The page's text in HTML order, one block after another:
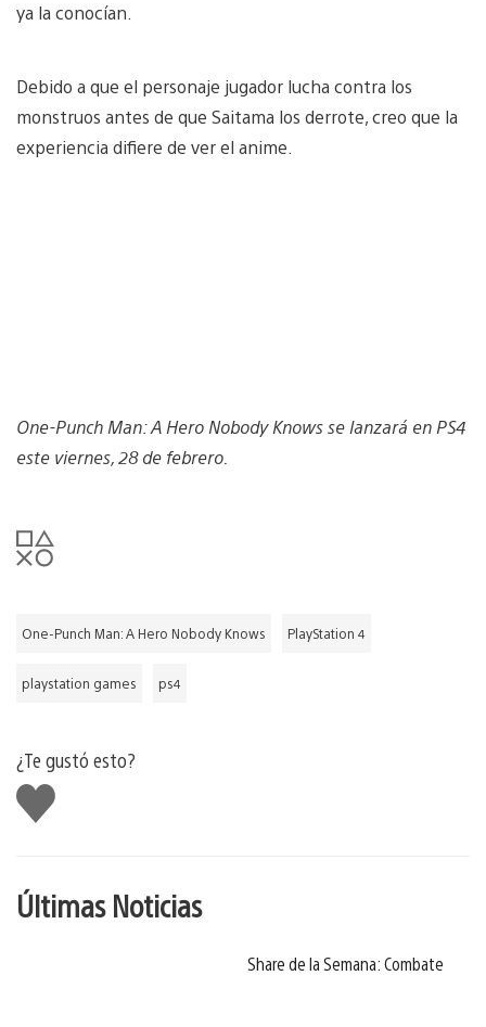
ya la conocían.
Debido a que el personaje jugador lucha contra los
monstruos antes de que Saitama los derrote, creo que la
experiencia difiere de ver el anime.
One-Punch Man: A Hero Nobody Knows se lanzará en PS4
este viernes, 28 de febrero.
One-Punch Man: A Hero Nobody Knows PlayStation 4
playstation games ps4
¿Te gustó esto?
Me
gusta
Últimas Noticias
Share de la Semana: Combate